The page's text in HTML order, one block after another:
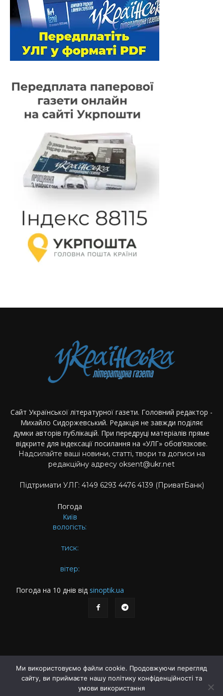
Сайт Української літературної газети. Головний редактор -
Михайло Сидоржевський. Редакція не завжди поділяє
думки авторів публікацій. При передруці матеріалів пряме
відкрите для індексації посилання на «УЛГ» обов’язкове.
Надсилайте ваші новини, статті, твори та дописи на
редакційну адресу oksent@ukr.net
Підтримати УЛГ: 4149 6293 4476 4139 (ПриватБанк)
Погода
Київ
вологість:
тиск:
вітер:
Погода на 10 днів від sinoptik.ua
Про газету
Правила користування сайтом
Політика конфіденційності
Ми використовуємо файли cookie. Продовжуючи перегляд
сайту, ви приймаєте нашу політику конфіденційності та
умови використання